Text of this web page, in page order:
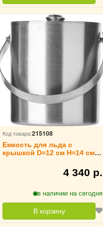
Код товара:215108
Емкость для льда с
крышкой D=12 см H=14 см
4 340 р.
в наличии на сегодня
В корзину